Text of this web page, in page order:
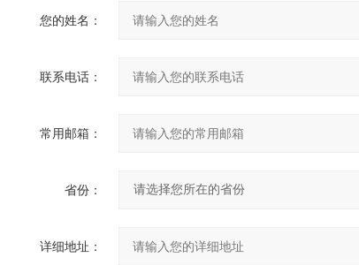
您的姓名：
联系电话：
常用邮箱：
省份：
详细地址：